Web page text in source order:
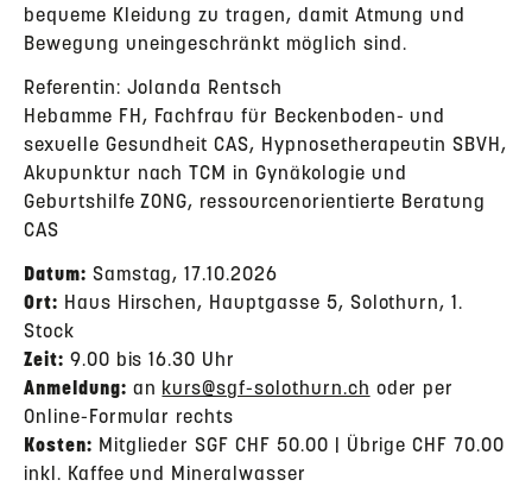
bequeme Kleidung zu tragen, damit Atmung und
Bewegung uneingeschränkt möglich sind.
Referentin: Jolanda Rentsch
Hebamme FH, Fachfrau für Beckenboden- und
sexuelle Gesundheit CAS, Hypnosetherapeutin SBVH,
Akupunktur nach TCM in Gynäkologie und
Geburtshilfe ZONG, ressourcenorientierte Beratung
CAS
Datum: Samstag, 17.10.2026
Ort: Haus Hirschen, Hauptgasse 5, Solothurn, 1.
Stock
Zeit: 9.00 bis 16.30 Uhr
Anmeldung: an kurs@sgf-solothurn.ch oder per
Online-Formular rechts
Kosten: Mitglieder SGF CHF 50.00 | Übrige CHF 70.00
inkl. Kaffee und Mineralwasser